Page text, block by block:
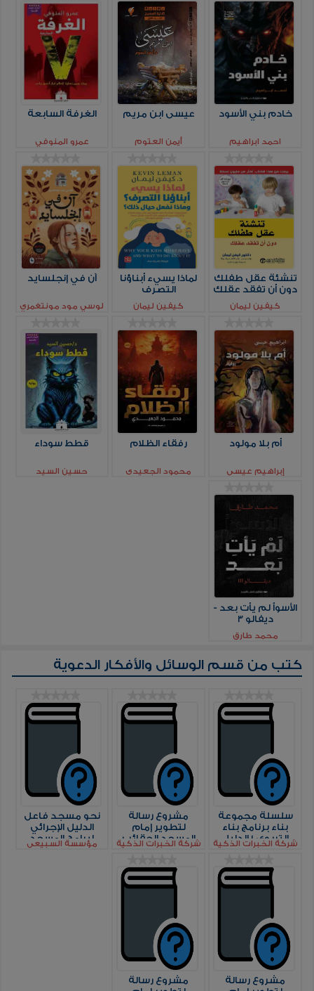
خادم بني الأسود
احمد ابراهيم
عيسى ابن مريم
أيمن العتوم
الغرفة السابعة
عمرو المنوفي
تنشئة عقل طفلك
دون أن تفقد عقلك
كيفين ليمان
لماذا يسيء أبناؤنا
التصرف
كيفين ليمان
آن في إنجلسايد
لوسي مود مونتغمري
أم بلا مولود
إبراهيم عيسي
رفقاء الظلام
محمود الجعيدي
قطط سوداء
حسين السيد
الأسوأ لم يأت بعد -
ديفالو 3
محمد طارق
كتب من قسم الوسائل والأفكار الدعوية
سلسلة مجموعة
بناء برنامج بناء
التربوي 1 الدليل
الإجرائي لبناء
المرحلة المتوسطة
شركة الخبرات الذكية
مشروع رسالة
لتطوير إمام
المسجد الحقائب
التدريبية مهارات
العلاقات مع جماعة
المسجد
شركة الخبرات الذكية
نحو مسجد فاعل
الدليل الإجرائي
لبرامج المسجد
مؤسسة السبيعي
مشروع رسالة
مشروع رسالة